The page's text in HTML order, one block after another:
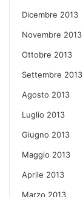
Dicembre 2013
Novembre 2013
Ottobre 2013
Settembre 2013
Agosto 2013
Luglio 2013
Giugno 2013
Maggio 2013
Aprile 2013
Marzo 2013